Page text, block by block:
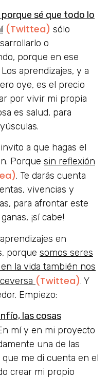
porque sé que todo lo
(Twittea) sólo
o
porque en ese
aprendizajes, y a
oye, es el precio
por vivir mi propia
es salud, para
a que hagas el
Porque sin reflexión
. Te darás cuenta
vivencias y
para afrontar este
¡sí cabe!
en
porque somos seres
la vida también nos
(Twittea). Y
Empiezo:
las cosas
mí y en mi proyecto
una de las
me di cuenta en el
crear mi propio